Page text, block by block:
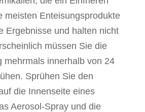
meisten Enteisungsprodukte
Ergebnisse und halten nicht
müssen Sie die
mehrmals innerhalb von 24
Sprühen Sie den
die Innenseite eines
Aerosol-Spray und die